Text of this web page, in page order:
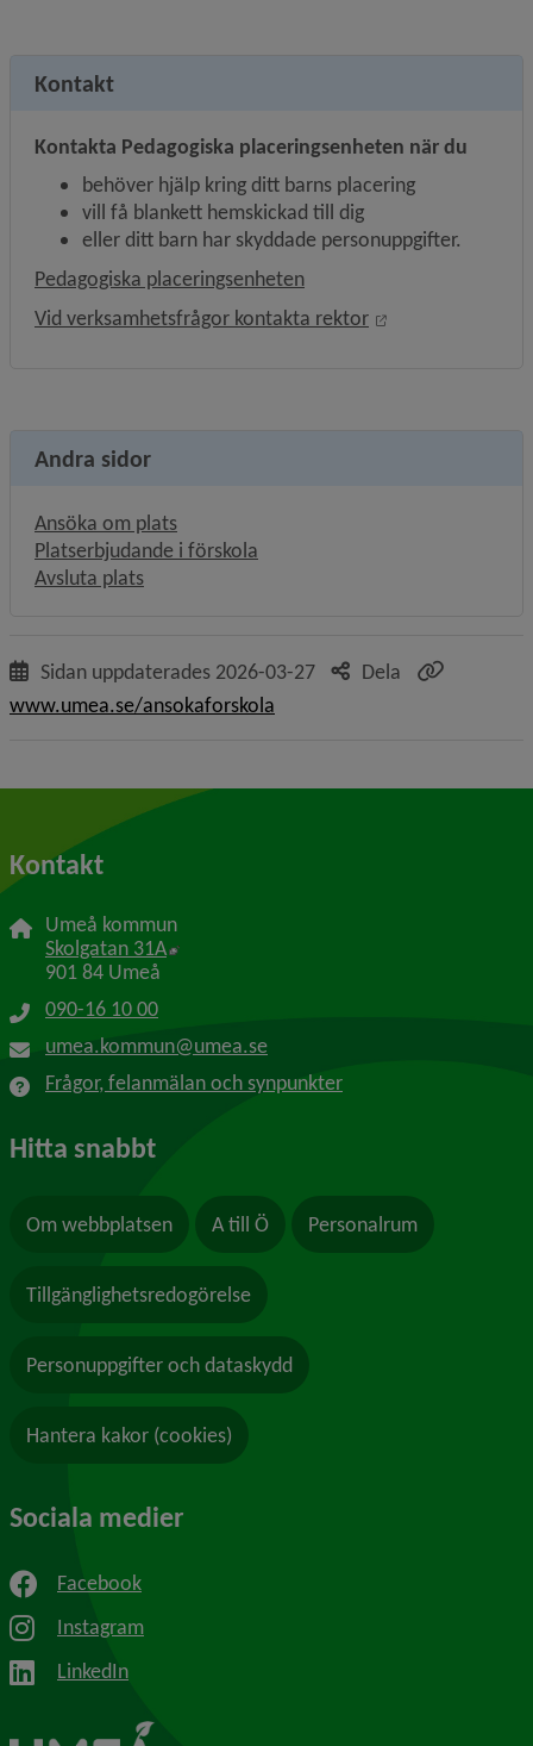
Kontakt
Kontakta Pedagogiska placeringsenheten när du
behöver hjälp kring ditt barns placering
vill få blankett hemskickad till dig
eller ditt barn har skyddade personuppgifter.
Pedagogiska placeringsenheten
Vid verksamhetsfrågor kontakta rektor
Öppnas i nytt
Andra sidor
Ansöka om plats
Platserbjudande i förskola
Avsluta plats
Sidan uppdaterades 2026-03-27
Dela
www.umea.se/ansokaforskola
Kontakt
Umeå kommun
Skolgatan 31A Länk till annan webbplats, öppnas i nytt
901 84 Umeå
090-16 10 00
umea.kommun@umea.se
Frågor, felanmälan och synpunkter
Hitta snabbt
Om webbplatsen A till Ö Personalrum
Tillgänglighetsredogörelse
Personuppgifter och dataskydd
Hantera kakor (cookies)
Sociala medier
Facebook
Instagram
LinkedIn